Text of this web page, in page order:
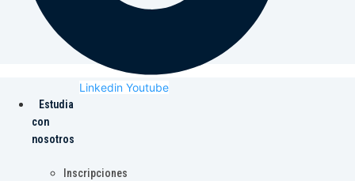
Linkedin Youtube
Estudia
con
nosotros
Inscripciones